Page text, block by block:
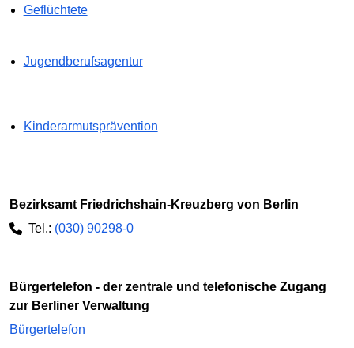
Geflüchtete
Jugendberufsagentur
Kinderarmutsprävention
Bezirksamt Friedrichshain-Kreuzberg von Berlin
Tel.: (030) 90298-0
Bürgertelefon - der zentrale und telefonische Zugang
zur Berliner Verwaltung
Bürgertelefon